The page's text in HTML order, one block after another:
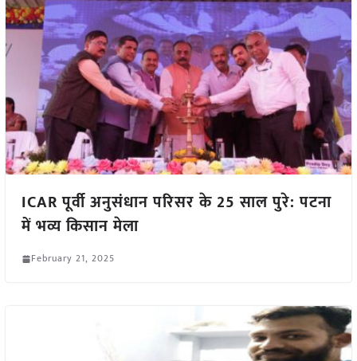
ICAR पूर्वी अनुसंधान परिसर के 25 साल पुरे: पटना
में भव्य किसान मेला
February 21, 2025